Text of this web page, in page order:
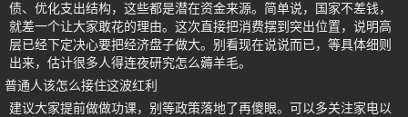
债、优化支出结构，这些都是潜在资金来源。简单说，国家不差钱，
就差一个让大家敢花的理由。这次直接把消费摆到突出位置，说明高
层已经下定决心要把经济盘子做大。别看现在说说而已，等具体细则
出来，估计很多人得连夜研究怎么薅羊毛。
普通人该怎么接住这波红利
建议大家提前做做功课，别等政策落地了再傻眼。可以多关注家电以